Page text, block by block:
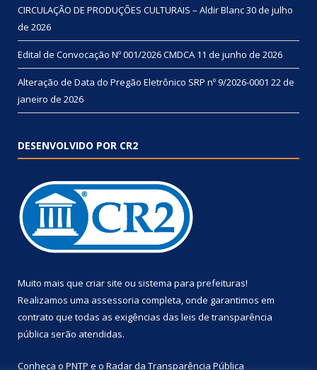
CIRCULAÇÃO DE PRODUÇÕES CULTURAIS – Aldir Blanc30 de julho
de 2026
Edital de Convocação Nº 001/2026 CMDCA 11 de junho de 2026
Alteração de Data do Pregão Eletrônico SRP nº 9/2026-0001 22 de
janeiro de 2026
DESENVOLVIDO POR CR2
Muito mais que criar site ou sistema para prefeituras!
Realizamos uma assessoria completa, onde garantimos em
contrato que todas as exigências das leis de transparência
pública serão atendidas.
Conheça o PNTP e o Radar da Transparência Pública